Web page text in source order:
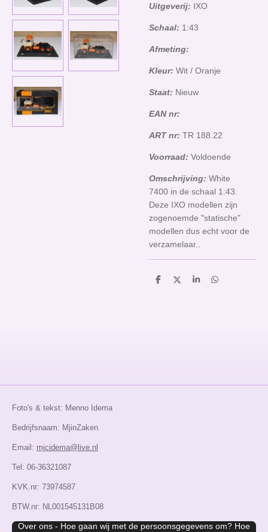
Uitgeverij: IXO
Schaal: 1:43
Afmeting:
Kleur: Wit / Oranje
Staat: Nieuw
EAN nr:
ART nr: TR 188.22
Voorraad: Voldoende
Omschrijving: White
7400 in de schaal 1:43.
Deze IXO modellen zijn
zogenoemde "statische"
modellen dus echt voor de
verzamelaar..
D
D
S
D
Foto's & tekst: Menno Idema
Bedrijfsnaam: MjinZaken
Email: mjcidema@live.nl
Tel: 06-36321087
KVK.nr: 73974587
BTW.nr: NL001545131B08
Over ons - Hoe gaan wij met de persoonsgegevens om? Hoe